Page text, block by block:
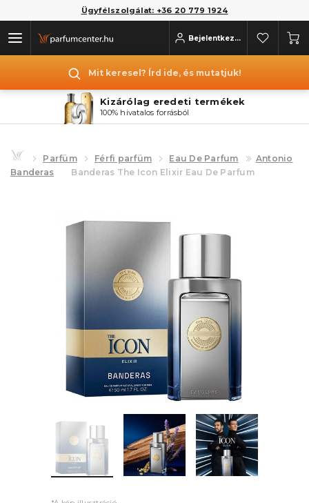
Ügyfélszolgálat: +36 20 779 1924
Bejelentkezés
Mit keresel? Írd ide, és mutatjuk!
Kizárólag eredeti termékek
100% hivatalos forrásból
Parfüm Férfi parfüm Eau De Parfum
Antonio
Banderas
Banderas The Icon Elixir Eau De Parfum